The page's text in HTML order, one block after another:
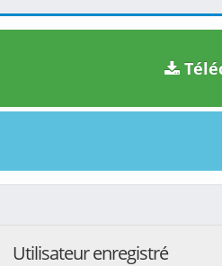
Utilisateur enregistré